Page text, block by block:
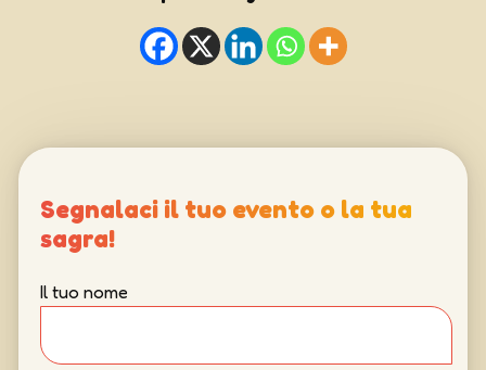
Segnalaci il tuo evento o la tua
sagra!
Il tuo nome